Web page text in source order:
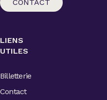
CONTACT
LIENS
UTILES
Billetterie
Contact